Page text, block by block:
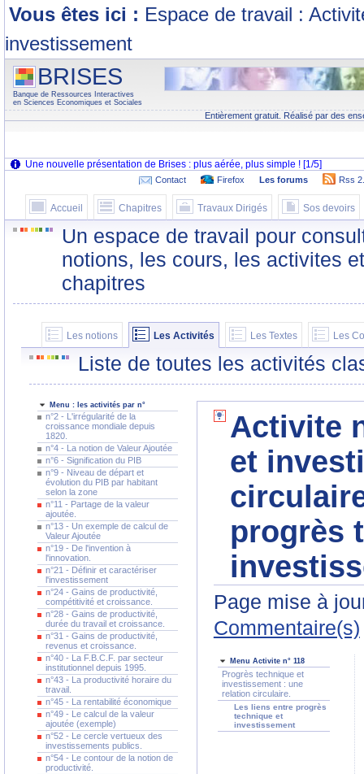
Vous êtes ici : Espace de travail :
investissement
BRISES
Banque de Ressources Interactives
en Sciences Economiques et Sociales
Entièrement gratuit. Réalisé par des
Contact Firefox Les forums Rss
Accueil Chapitres Travaux Dirigés Sos devoirs
Un espace de travail pour
notions, les cours, les activites
chapitres
Les notions Les Activités Les Textes Les
Liste de toutes les activités
Menu : les activités par n°
n°2 - L'irrégularité de la
croissance mondiale depuis
1820.
n°4 - La notion de Valeur Ajoutée
n°6 - Signification du PIB
n°9 - Niveau de départ et
évolution du PIB par habitant
selon la zone
n°11 - Partage de la valeur
ajoutée.
n°13 - Un exemple de calcul de
Valeur Ajoutée
n°19 - De l'invention à
l'innovation.
n°21 - Définir et caractériser
l'investissement
n°24 - Gains de productivité,
compétitivité et croissance.
n°28 - Gains de productivité,
durée du travail et croissance.
n°31 - Gains de productivité,
revenus et croissance.
n°40 - La F.B.C.F. par secteur
institutionnel depuis 1995.
n°43 - La productivité horaire du
travail.
n°45 - La rentabilité économique
n°49 - Le calcul de la valeur
ajoutée (exemple)
n°52 - Le cercle vertueux des
investissements publics.
n°54 - Le contour de la notion de
productivité.
Activite
et
progrès
Page mise à
Commentaire(s)
Menu Activite n° 118
Progrès technique et
investissement : une
relation circulaire.
Les liens entre progrès
technique et
investissement